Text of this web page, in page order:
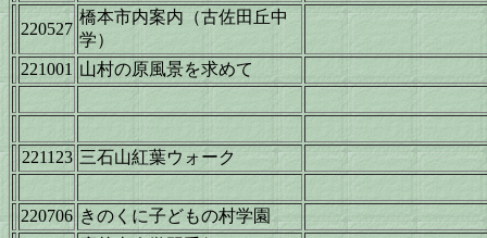
220527
橋本市内案内（古佐田丘中
学）
221001 山村の原風景を求めて
221123 三石山紅葉ウォーク
220706 きのくに子どもの村学園